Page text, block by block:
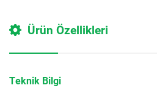
Ürün Özellikleri
Teknik Bilgi